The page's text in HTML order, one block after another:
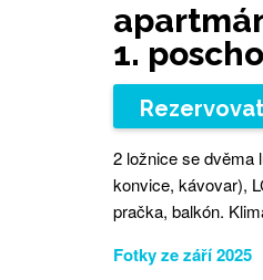
1.
2 ložnice se dvěma
konvice, kávovar),
pračka, balkón.
Fotky ze září 2025